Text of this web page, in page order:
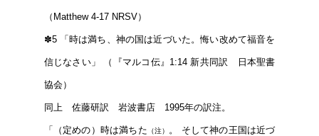
（Matthew 4-17 NRSV）
✽5「時は満ち、神の国は近づいた。悔い改めて福音を
信じなさい」 （『マルコ伝』1:14 新共同訳 日本聖書
協会）
同上 佐藤研訳 岩波書店 1995年の訳注。
「（定めの）時は満ちた （注） 。 そして神の王国は近づ